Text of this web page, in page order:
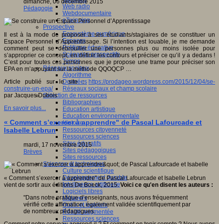
Web radio
Webdocumentaire
eTwinning
Prospective
Ecosystème numérique
Espaces
Politique éducative
Scénarios prospectifs
Temps
Réseaux sociaux
Algorithme
Données
Réseaux sociaux et champ scolaire
Sélection de ressources
Bibliographies
Education artistique
Education environnementale
Histoire
Ressources citoyenneté
Ressources sciences
Sites éducatifs
Sites pédagogiques
Sites ressources
Sciences et techniques
Culture scientifique
Développement durable
Intelligence artificielle
Logiciels libres
Métavers
Outils et logiciels
Réalité augmentée
Ressources sciences
dimanche, 06 décembre 2015
Pédagogie
Il est à la mode de proposer à ses étudiants/stagiaires de se constituer un
Espace Personnel d’Apprentissage. Si l’intention est louable, je me demande
comment peut se débrouiller une personnes plus ou moins isolée pour
s’approprier ce concept, en définir les contours et préciser ce qu’il y a dedans !
C’est pour toutes ces personnes que je propose une trame pour préciser son
EPA en m’appuyant sur la méthode QQOQCP …
Article publié sur le site : https://prodageo.wordpress.com/2015/12/04/se-
construire-un-epa/
par Jacques Dubois
En savoir plus...
« Comment s’exercer à apprendre" de Pascal Lafourcade et
Isabelle Lebrun
mardi, 17 novembre 2015
Brèves
« Comment s’exercer à apprendre" de Pascal Lafourcade et Isabelle Lebrun
vient de sortir aux éditions De Boeck, 2015.Voici ce qu'en disent les auteurs :
"Dans notre pratique d’enseignants, nous avons fréquemment
vérifié cette affirmation, également validée scientifiquement par
de nombreux pédagogues.